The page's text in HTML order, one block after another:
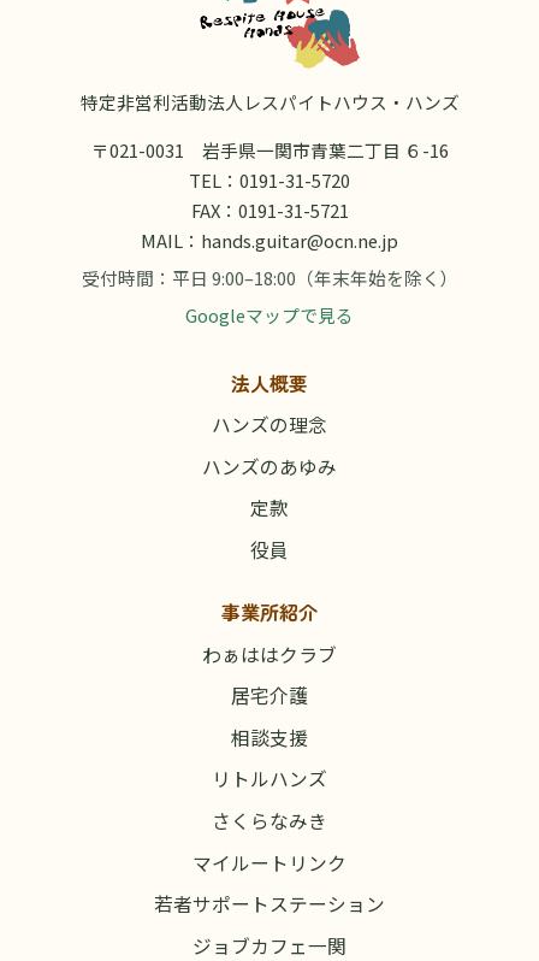
特定非営利活動法人レスパイトハウス・ハンズ
〒021-0031 岩手県一関市青葉二丁目 ６-16
TEL： 0191-31-5720
FAX：0191-31-5721
MAIL： hands.guitar@ocn.ne.jp
受付時間：平日 9:00–18:00（年末年始を除く）
Googleマップで見る
法人概要
ハンズの理念
ハンズのあゆみ
定款
役員
事業所紹介
わぁははクラブ
居宅介護
相談支援
リトルハンズ
さくらなみき
マイルートリンク
若者サポートステーション
ジョブカフェ一関